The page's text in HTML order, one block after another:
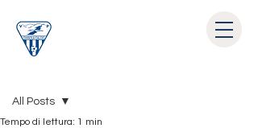
All Posts
Tempo di lettura: 1 min